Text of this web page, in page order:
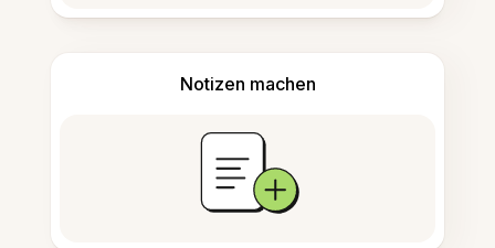
Notizen machen